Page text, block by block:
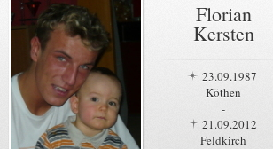
Florian
Kersten
23.09.1987
Köthen
-
21.09.2012
Feldkirch